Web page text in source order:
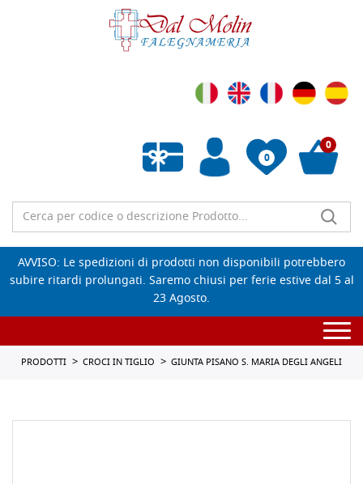
0
Wishlist vuota
0
AVVISO: Le spedizioni di prodotti non disponibili potrebbero
subire ritardi prolungati. Saremo chiusi per ferie estive dal 5 al
23 Agosto.
PRODOTTI CROCI IN TIGLIO GIUNTA PISANO S. MARIA DEGLI ANGELI